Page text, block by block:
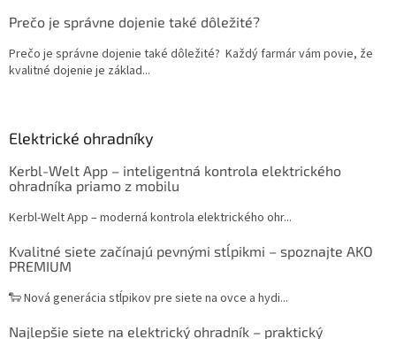
Prečo je správne dojenie také dôležité?
Prečo je správne dojenie také dôležité? Každý farmár vám povie, že
kvalitné dojenie je základ...
Elektrické ohradníky
Kerbl-Welt App – inteligentná kontrola elektrického
ohradníka priamo z mobilu
Kerbl-Welt App – moderná kontrola elektrického ohr...
Kvalitné siete začínajú pevnými stĺpikmi – spoznajte AKO
PREMIUM
🐑 Nová generácia stĺpikov pre siete na ovce a hydi...
Najlepšie siete na elektrický ohradník – praktický